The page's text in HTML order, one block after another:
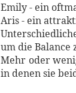
Emily - ein
Aris - ein
um die Balance
Mehr oder
in denen sie